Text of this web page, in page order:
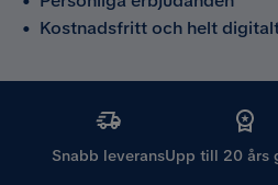
• Kostnadsfritt och helt
Snabb leveransUpp till 20 års